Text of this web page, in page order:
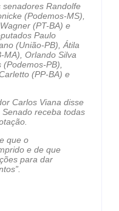
Randolfe
(Podemos-MS),
(PT-BA) e
Paulo
(União-PB), Átila
MA), Orlando Silva
PB),
(PP-BA) e
Carlos Viana disse
receba todas
que o
e de que
para dar